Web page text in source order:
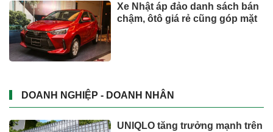
Xe Nhật áp đảo danh sách bán
chậm, ôtô giá rẻ cũng góp mặt
DOANH NGHIỆP - DOANH NHÂN
UNIQLO tăng trưởng mạnh trên